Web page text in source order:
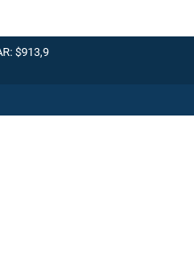
$913,9